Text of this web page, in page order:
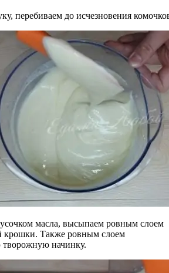
перебиваем до исчезновения
масла, высыпаем ровным слоем
крошки. Также ровным слоем
начинку.